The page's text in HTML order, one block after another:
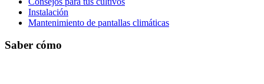
Instalación
Mantenimiento de pantallas climáticas
Saber cómo